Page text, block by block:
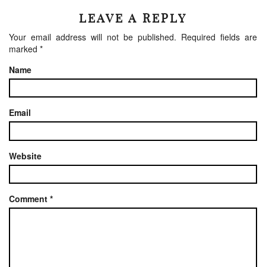
LEAVE A REPLY
Your email address will not be published. Required fields are
marked *
Name
Email
Website
Comment *